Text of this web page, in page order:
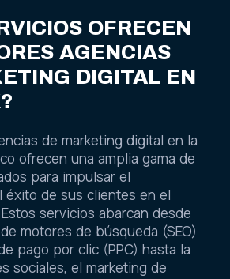
OFRECEN
AGENCIAS
DIGITAL EN
de marketing digital en la
ofrecen una amplia gama de
para impulsar el
éxito de sus clientes en el
servicios abarcan desde
motores de búsqueda (SEO)
pago por clic (PPC) hasta la
sociales, el marketing de